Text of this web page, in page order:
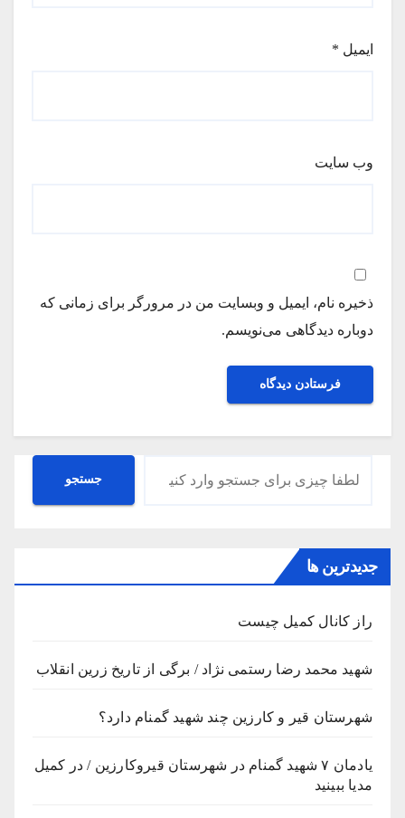
ایمیل *
وب‌ سایت
ذخیره نام، ایمیل و وبسایت من در مرورگر برای زمانی که
دوباره دیدگاهی می‌نویسم.
جستجو جستجو
جدیدترین ها
راز کانال کمیل چیست
شهید محمد رضا رستمی نژاد / برگی از تاریخ زرین انقلاب
شهرستان قیر و کارزین چند شهید گمنام دارد؟
یادمان ۷ شهید گمنام در شهرستان قیروکارزین / در کمیل
مدیا ببینید